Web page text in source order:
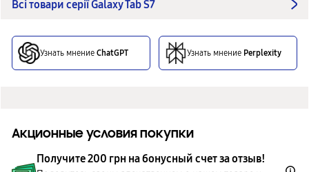
Всі товари серії Galaxy Tab S7
Узнать мнение ChatGPT Узнать мнение Perplexity
Акционные условия покупки
Получите 200 грн на бонусный счет за отзыв!